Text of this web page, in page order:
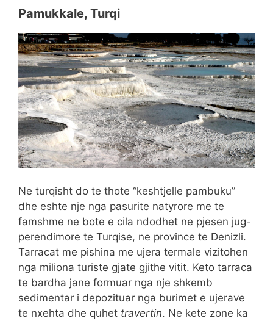
Pamukkale, Turqi
Ne turqisht do te thote “keshtjelle pambuku”
dhe eshte nje nga pasurite natyrore me te
famshme ne bote e cila ndodhet ne pjesen jug-
perendimore te Turqise, ne province te Denizli.
Tarracat me pishina me ujera termale vizitohen
nga miliona turiste gjate gjithe vitit. Keto tarraca
te bardha jane formuar nga nje shkemb
sedimentar i depozituar nga burimet e ujerave
te nxehta dhe quhet travertin. Ne kete zone ka